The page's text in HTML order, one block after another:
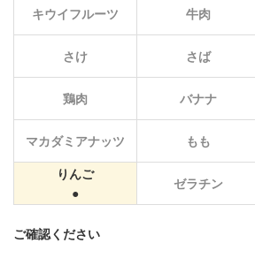
キウイフルーツ 牛肉
さけ さば
鶏肉 バナナ
マカダミアナッツ もも
りんご
ゼラチン
ご確認ください